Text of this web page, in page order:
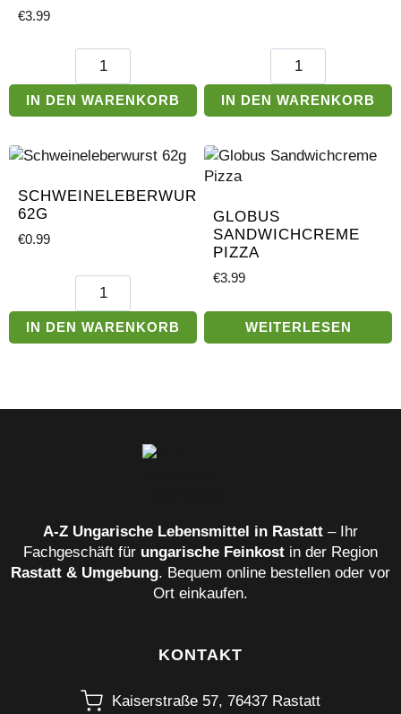
€3.99
Házias
Ízek
Sandwichcreme
mit
Menge
IN DEN WARENKORB
Házias
Izek
Tiszai
Fischsuppe
IN DEN WARENKORB
SCHWEINELEBERWURST
62G
€0.99
Schweineleberwurst
Menge
IN DEN WARENKORB
GLOBUS
SANDWICHCREME
PIZZA
€3.99
WEITERLESEN
A‑Z Ungarische Lebensmittel in Rastatt – Ihr
Fachgeschäft für ungarische Feinkost in der Region
Rastatt & Umgebung. Bequem online bestellen oder vor
Ort einkaufen.
KONTAKT
Kaiserstraße 57, 76437 Rastatt